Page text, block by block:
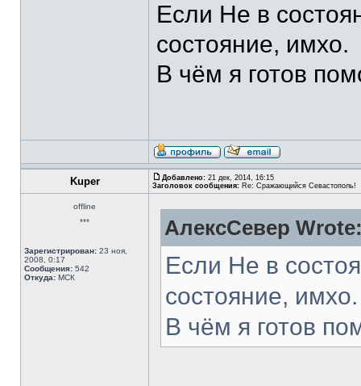
Если Не в
состояние, имхо.
В чём я готов
Kuper Добавлено: 21 дек, 2014, 16:15
Заголовок сообщения: Re: Сражающийся Севастополь!
offline
***
Зарегистрирован: 23 ноя,
2008, 0:17
Сообщения: 542
Откуда: МСК
АлексСевер
Если Не в
состояние, имхо.
В чём я готов